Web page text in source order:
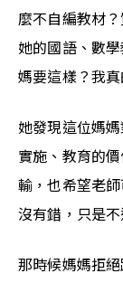
麼不自編教材
她的國語、數
媽要這樣？我
她發現這位媽
實施、教育的
輸，也希望老
沒有錯，只是
那時候媽媽拒